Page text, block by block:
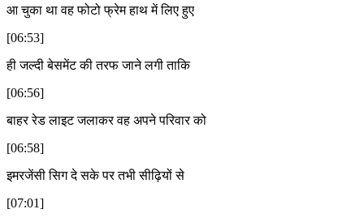
आ चुका था वह फोटो फ्रेम हाथ में लिए हुए
[06:53]
ही जल्दी बेसमेंट की तरफ जाने लगी ताकि
[06:56]
बाहर रेड लाइट जलाकर वह अपने परिवार को
[06:58]
इमरजेंसी सिग दे सके पर तभी सीढ़ियों से
[07:01]